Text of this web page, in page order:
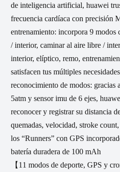
de inteligencia artificial, huawei
frecuencia cardíaca con precisión
entrenamiento: incorpora 9 modos
/ interior, caminar al aire libre /
interior, elíptico, remo,
satisfacen tus múltiples
reconocimiento de modos: gracias
5atm y sensor imu de 6 ejes,
reconocer y registrar su distancia
quemadas, velocidad, stroke
los “Runners” con GPS
batería duradera de 100 mAh
【11 modos de deporte, GPS y